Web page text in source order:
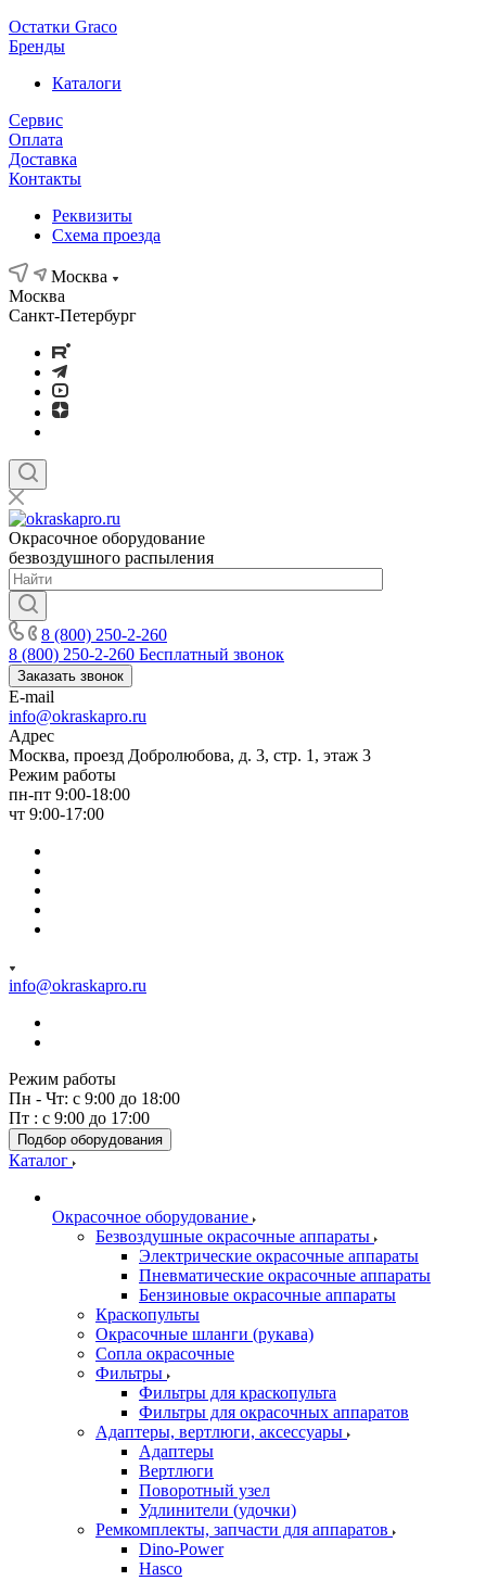
Остатки Graco
Бренды
Каталоги
Сервис
Оплата
Доставка
Контакты
Реквизиты
Схема проезда
Москва
Москва
Санкт-Петербург
Окрасочное оборудование
безвоздушного распыления
8 (800) 250-2-260
8 (800) 250-2-260 Бесплатный звонок
Заказать звонок
E-mail
info@okraskapro.ru
Адрес
Москва, проезд Добролюбова, д. 3, стр. 1, этаж 3
Режим работы
пн-пт 9:00-18:00
чт 9:00-17:00
info@okraskapro.ru
Режим работы
Пн - Чт: с 9:00 до 18:00
Пт : с 9:00 до 17:00
Подбор оборудования
Каталог
Окрасочное оборудование
Безвоздушные окрасочные аппараты
Электрические окрасочные аппараты
Пневматические окрасочные аппараты
Бензиновые окрасочные аппараты
Краскопульты
Окрасочные шланги (рукава)
Сопла окрасочные
Фильтры
Фильтры для краскопульта
Фильтры для окрасочных аппаратов
Адаптеры, вертлюги, аксессуары
Адаптеры
Вертлюги
Поворотный узел
Удлинители (удочки)
Ремкомплекты, запчасти для аппаратов
Dino-Power
Hasco